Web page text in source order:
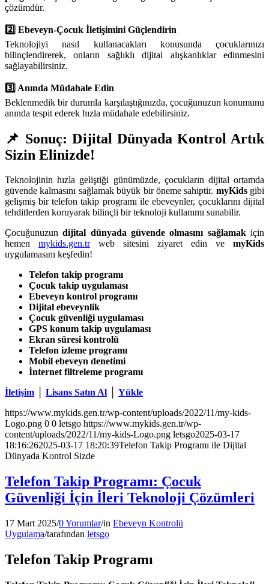
çözümdür.
2️⃣ Ebeveyn-Çocuk İletişimini Güçlendirin
Teknolojiyi nasıl kullanacakları konusunda çocuklarınızı
bilinçlendirerek, onların sağlıklı dijital alışkanlıklar edinmesini
sağlayabilirsiniz.
3️⃣ Anında Müdahale Edin
Beklenmedik bir durumla karşılaştığınızda, çocuğunuzun konumunu
anında tespit ederek hızla müdahale edebilirsiniz.
📌 Sonuç: Dijital Dünyada Kontrol Artık
Sizin Elinizde!
Teknolojinin hızla geliştiği günümüzde, çocukların dijital ortamda
güvende kalmasını sağlamak büyük bir öneme sahiptir. myKidsgibi
gelişmiş bir telefon takip programı ile ebeveynler, çocuklarını dijital
tehditlerden koruyarak bilinçli bir teknoloji kullanımı sunabilir.
Çocuğunuzundijital dünyada güvende olmasını sağlamakiçin
hemen mykids.gen.trweb sitesini ziyaret edin ve myKids
uygulamasını keşfedin!
Telefon takip programı
Çocuk takip uygulaması
Ebeveyn kontrol programı
Dijital ebeveynlik
Çocuk güvenliği uygulaması
GPS konum takip uygulaması
Ekran süresi kontrolü
Telefon izleme programı
Mobil ebeveyn denetimi
İnternet filtreleme programı
İletişim
Lisans Satın Al
Yükle
https://www.mykids.gen.tr/wp-content/uploads/2022/11/my-kids-
Logo.png 0 0 letsgo https://www.mykids.gen.tr/wp-
content/uploads/2022/11/my-kids-Logo.png letsgo2025-03-17
18:16:262025-03-17 18:20:39Telefon Takip Programı ile Dijital
Dünyada Kontrol Sizde
Telefon Takip Programı: Çocuk
Güvenliği İçin İleri Teknoloji Çözümleri
17 Mart 2025/0 Yorumlar/in Ebeveyn Kontrolü
Uygulama/tarafından letsgo
Telefon Takip Programı